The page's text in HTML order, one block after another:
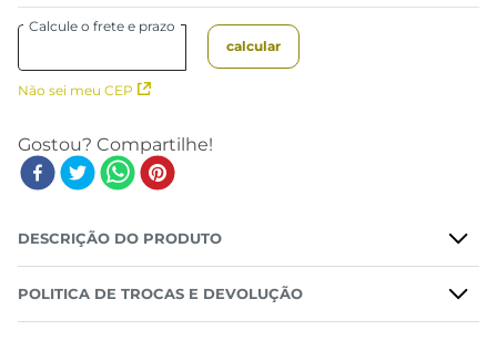
Não sei meu CEP
DESCRIÇÃO DO PRODUTO
POLITICA DE TROCAS E DEVOLUÇÃO